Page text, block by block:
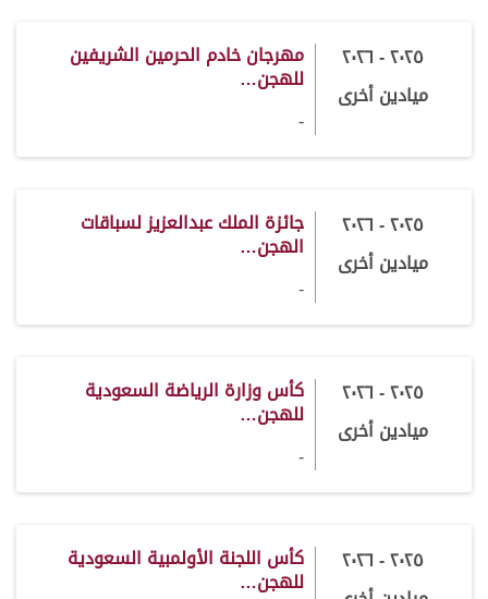
٢٠٢٥ - ٢٠٢٦
ميادين أخرى
مهرجان خادم الحرمين الشريفين
للهجن…
-
٢٠٢٥ - ٢٠٢٦
ميادين أخرى
جائزة الملك عبدالعزيز لسباقات
الهجن…
-
٢٠٢٥ - ٢٠٢٦
ميادين أخرى
كأس وزارة الرياضة السعودية
للهجن…
-
٢٠٢٥ - ٢٠٢٦
كأس اللجنة الأولمبية السعودية
للهجن…